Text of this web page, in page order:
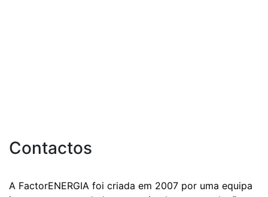
Contactos
A FactorENERGIA foi criada em 2007 por uma equipa